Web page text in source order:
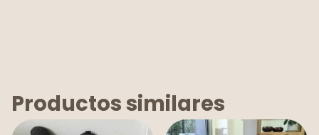
Productos similares